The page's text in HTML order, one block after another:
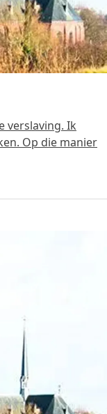
verslaving. Ik
Op die manier